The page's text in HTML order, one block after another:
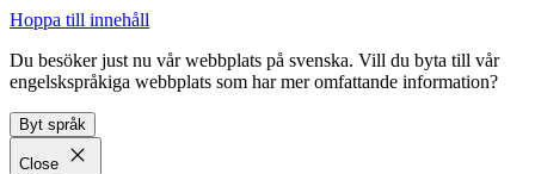
Hoppa till innehåll
Du besöker just nu vår webbplats på svenska. Vill du byta till vår
engelskspråkiga webbplats som har mer omfattande information?
Byt språk
Close